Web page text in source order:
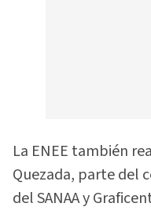
La ENEE también
Quezada, parte del
del SANAA y